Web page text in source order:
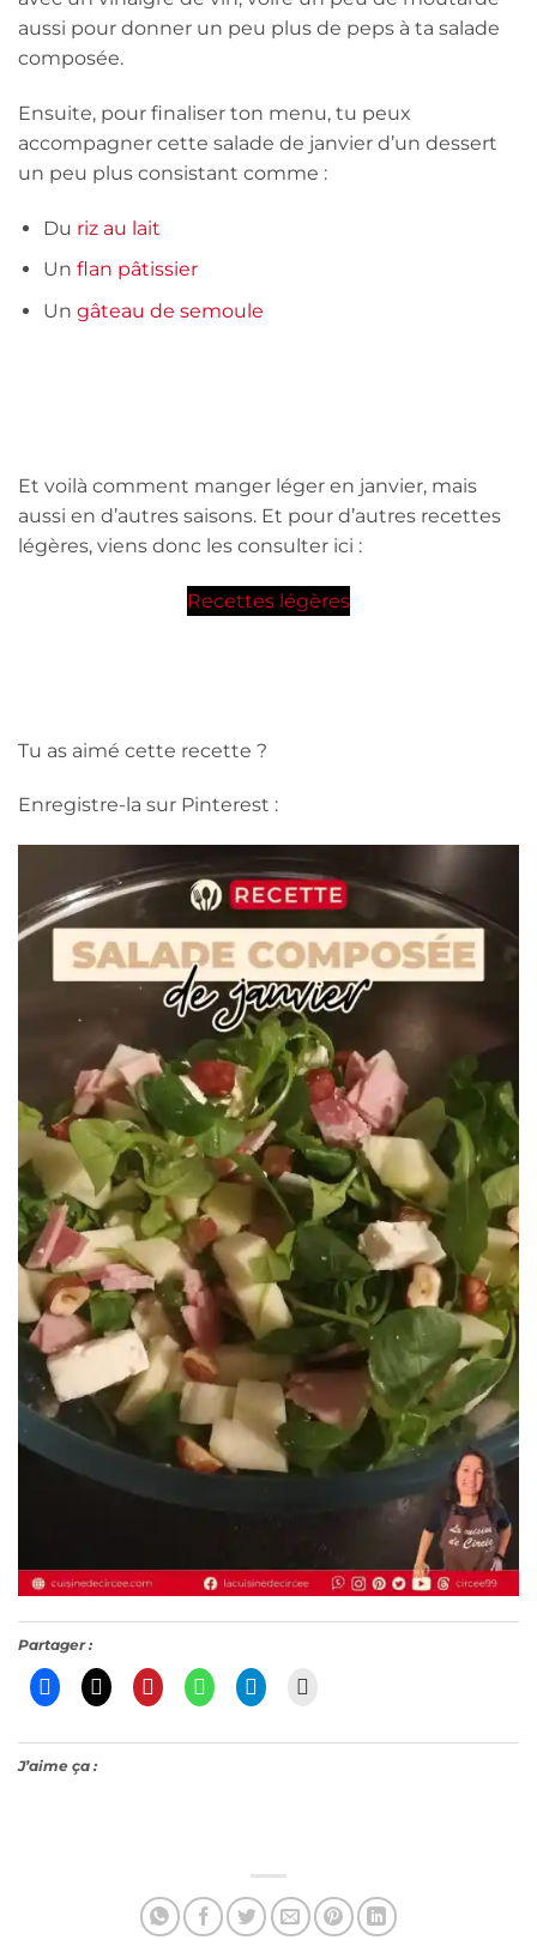
aussi pour donner un peu plus de peps à ta salade
composée.
Ensuite, pour finaliser ton menu, tu peux
accompagner cette salade de janvier d’un dessert
un peu plus consistant comme :
Du riz au lait
Un flan pâtissier
Un gâteau de semoule
Et voilà comment manger léger en janvier, mais
aussi en d’autres saisons. Et pour d’autres recettes
légères, viens donc les consulter ici :
Recettes légères
Tu as aimé cette recette ?
Enregistre-la sur Pinterest :
Partager :
J’aime ça :